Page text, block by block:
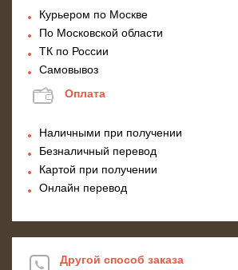
Курьером по Москве
По Московской области
ТК по России
Самовывоз
Оплата
Наличными при получении
Безналичный перевод
Картой при получении
Онлайн перевод
Другой способ заказа